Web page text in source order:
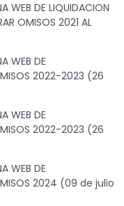
WEB DE LIQUIDACION
OMISOS 2021 AL
WEB DE
2022-2023 (26
WEB DE
2022-2023 (26
WEB DE
2024 (09 de julio